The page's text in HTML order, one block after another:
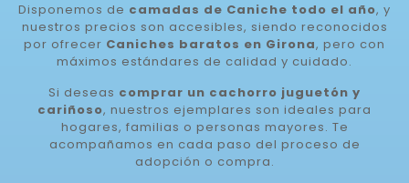
Disponemos de camadas de Caniche todo el año, y
nuestros precios son accesibles, siendo reconocidos
por ofrecer Caniches baratos en Girona, pero con
máximos estándares de calidad y cuidado.
Si deseas comprar un cachorro juguetón y
cariñoso, nuestros ejemplares son ideales para
hogares, familias o personas mayores. Te
acompañamos en cada paso del proceso de
adopción o compra.